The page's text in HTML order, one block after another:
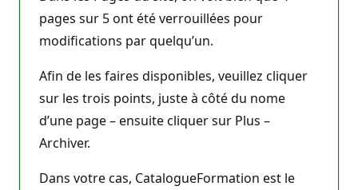
pages sur 5 ont été verrouillées pour
modifications par quelqu’un.
Afin de les faires disponibles, veuillez cliquer
sur les trois points, juste à côté du nome
d’une page – ensuite cliquer sur Plus –
Archiver.
Dans votre cas, CatalogueFormation est le